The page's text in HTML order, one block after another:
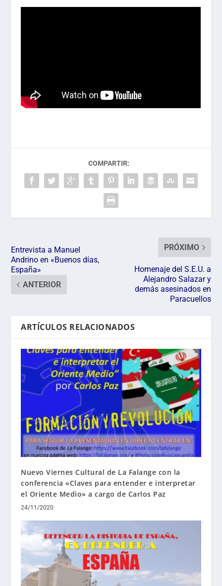
COMPARTIR:
Entrevista a Manuel
Andrino en «Buenos días,
España»
ANTERIOR
PRÓXIMO
Homenaje del S.E.U. a
Alejandro Salazar y
demás asesinados en
Paracuellos
ARTÍCULOS RELACIONADOS
Nuevo Viernes Cultural de La Falange con la
conferencia «Claves para entender e interpretar
el Oriente Medio» a cargo de Carlos Paz
24/11/2020